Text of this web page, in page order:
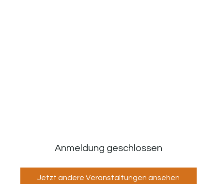
Anmeldung geschlossen
Jetzt andere Veranstaltungen ansehen